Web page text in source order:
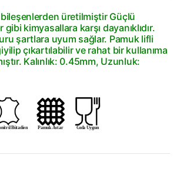
üretilmiştir Güçlü
kimyasallara karşı dayanıklıdır.
şartlara uyum sağlar. Pamuk lifli
çıkartılabilir ve rahat bir kullanıma
Kalınlık: 0.45mm, Uzunluk:
Bütadien Pamuk Astar Gıda Uygun